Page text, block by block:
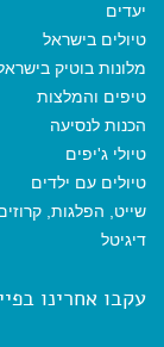
יעדים
טיולים בישראל
מלונות בוטיק
טיפים והמלצות
הכנות לנסיעה
טיולי ג'יפים
טיולים עם ילדים
שייט, הפלגות,
דיגיטל
עקבו אחרינו